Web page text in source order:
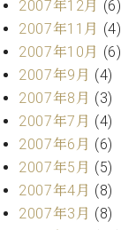
2007年12月 (6)
2007年11月 (4)
2007年10月 (6)
2007年9月 (4)
2007年8月 (3)
2007年7月 (4)
2007年6月 (6)
2007年5月 (5)
2007年4月 (8)
2007年3月 (8)